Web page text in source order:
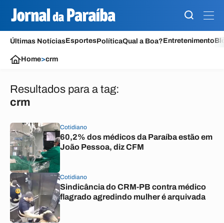
Últimas NotíciasEsportesPolíticaQual a Boa?Entretenimento
Home>crm
Resultados para a tag:
crm
Cotidiano
60,2% dos médicos da Paraíba estão em
João Pessoa, diz CFM
Cotidiano
Sindicância do CRM-PB contra médico
flagrado agredindo mulher é arquivada